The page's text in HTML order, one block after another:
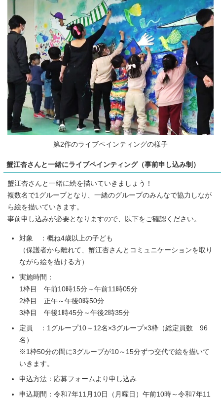
第2作のライブペインティングの様子
蟹江杏さんと一緒にライブペインティング（事前申し込み制）
蟹江杏さんと一緒に絵を描いていきましょう！
複数名で1グループとなり、一緒のグループのみんなで協力しなが
ら絵を描いていきます。
事前申し込みが必要となりますので、以下をご確認ください。
対象 ：概ね4歳以上の子ども
（保護者から離れて、蟹江杏さんとコミュニケーションを取り
ながら絵を描ける方）
実施時間：
1枠目 午前10時15分～午前11時05分
2枠目 正午～午後0時50分
3枠目 午後1時45分～午後2時35分
定員 ：1グループ10～12名×3グループ×3枠（総定員数 96
名）
※1枠50分の間に3グループが10～15分ずつ交代で絵を描いて
いきます。
申込方法：応募フォームより申し込み
申込期間：令和7年11月10日（月曜日）午前10時～令和7年11